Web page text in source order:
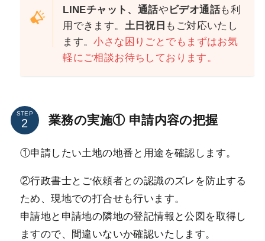
LINEチャット、通話や ビデオ通話も利
用できます。 土日祝日 もご対応いたし
ます。小さな困りごとでもまずはお気
軽にご相談お待ちしております。
STEP 業務の実施① 申請内容の把握
①申請したい土地の地番と用途を確認します。
②行政書士とご依頼者との認識のズレを防止する
ため、現地での打合せも行います。
申請地と申請地の隣地の登記情報と公図を取得し
ますので、間違いないか確認いたします。